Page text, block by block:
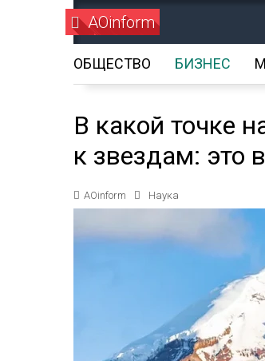
AOinform
ОБЩЕСТВО БИЗНЕС
В какой точке
к звездам: это
AOinform Наука